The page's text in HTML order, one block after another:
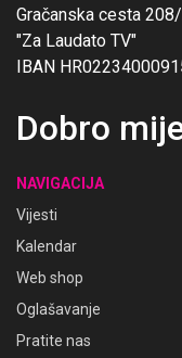
Gračanska cesta
"Za Laudato TV"
IBAN
Dobro
NAVIGACIJA
Vijesti
Kalendar
Web shop
Oglašavanje
Pratite nas